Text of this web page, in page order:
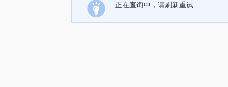
正在查询中，请刷新重试